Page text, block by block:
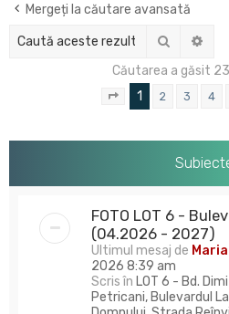
Mergeți la căutare avansată
Căutare
Căutarea a găsit
Pagina1 din
1 2 3 4
FOTO LOT 6 -
(04.2026 - 2027)
Ultimul mesaj de
2026 8:39 am
Scris în LOT 6 - Bd.
Petricani, Bulevardul